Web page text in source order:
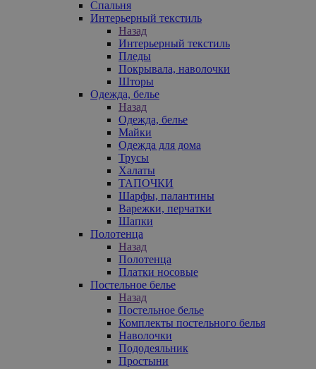
Спальня
Интерьерный текстиль
Назад
Интерьерный текстиль
Пледы
Покрывала, наволочки
Шторы
Одежда, белье
Назад
Одежда, белье
Майки
Одежда для дома
Трусы
Халаты
ТАПОЧКИ
Шарфы, палантины
Варежки, перчатки
Шапки
Полотенца
Назад
Полотенца
Платки носовые
Постельное белье
Назад
Постельное белье
Комплекты постельного белья
Наволочки
Пододеяльник
Простыни